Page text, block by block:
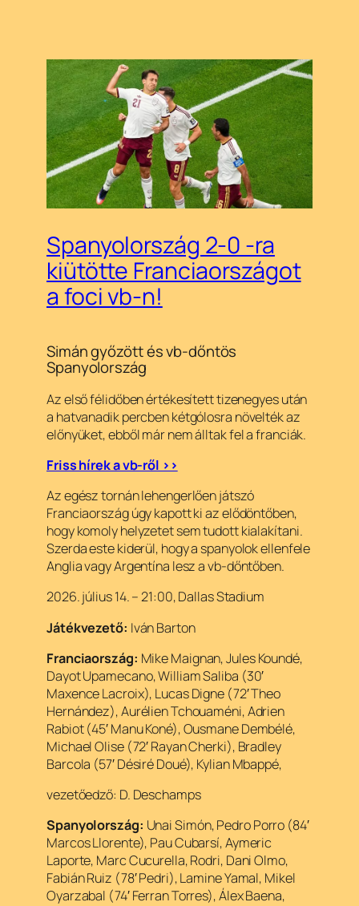
Spanyolország 2-0 -ra
kiütötte Franciaországot
a foci vb-n!
Simán győzött és vb-dőntös
Spanyolország
Az első félidőben értékesített tizenegyes után
a hatvanadik percben kétgólosra növelték az
előnyüket, ebből már nem álltak fel a franciák.
Friss hírek a vb-ről >>
Az egész tornán lehengerlően játszó
Franciaország úgy kapott ki az elődöntőben,
hogy komoly helyzetet sem tudott kialakítani.
Szerda este kiderül, hogy a spanyolok ellenfele
Anglia vagy Argentína lesz a vb-dőntőben.
2026. július 14. – 21:00, Dallas Stadium
Játékvezető: Iván Barton
Franciaország: Mike Maignan, Jules Koundé,
Dayot Upamecano, William Saliba (30′
Maxence Lacroix), Lucas Digne (72′ Theo
Hernández), Aurélien Tchouaméni, Adrien
Rabiot (45′ Manu Koné), Ousmane Dembélé,
Michael Olise (72′ Rayan Cherki), Bradley
Barcola (57′ Désiré Doué), Kylian Mbappé,
vezetőedző: D. Deschamps
Spanyolország: Unai Simón, Pedro Porro (84′
Marcos Llorente), Pau Cubarsí, Aymeric
Laporte, Marc Cucurella, Rodri, Dani Olmo,
Fabián Ruiz (78′ Pedri), Lamine Yamal, Mikel
Oyarzabal (74′ Ferran Torres), Álex Baena,